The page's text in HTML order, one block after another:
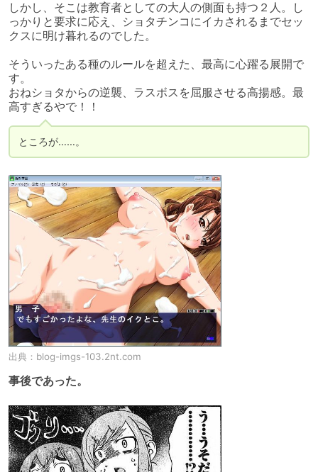
しかし、そこは教育者としての大人の側面も持つ２人。し
っかりと要求に応え、ショタチンコにイカされるまでセッ
クスに明け暮れるのでした。
そういったある種のルールを超えた、最高に心躍る展開で
す。
おねショタからの逆襲、ラスボスを屈服させる高揚感。最
高すぎるやで！！
ところが……。
出典： blog-imgs-103.2nt.com
事後であった。